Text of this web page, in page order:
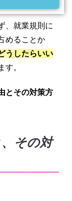
、就業規則に
めることか
うしたらいい
。
とその対策方
その対